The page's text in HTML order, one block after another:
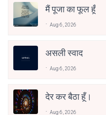
मैं पूजा का फूल हूँ
Aug 6, 2026
असली स्वाद
Aug 6, 2026
देर कर बैठा हूँ।
Aug 6, 2026